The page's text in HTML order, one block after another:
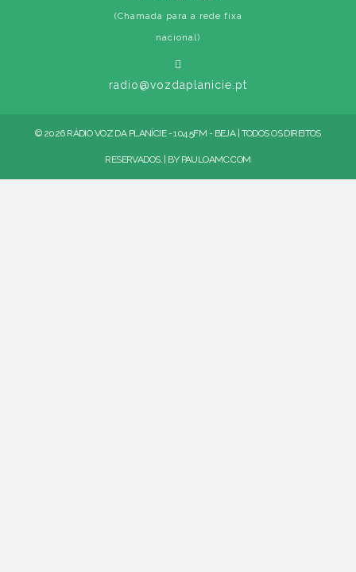
(Chamada para a rede fixa
nacional)
radio@vozdaplanicie.pt
© 2026 RÁDIO VOZ DA PLANÍCIE - 104.5FM - BEJA | TODOS OS DIREITOS
RESERVADOS. | BY PAULOAMC.COM